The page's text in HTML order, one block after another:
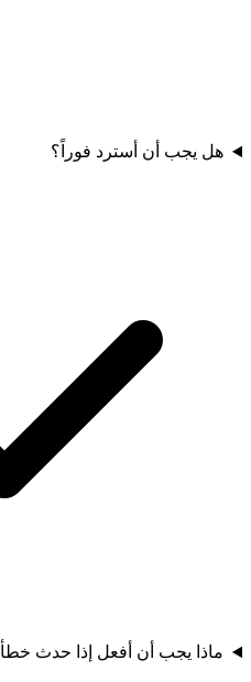
هل يجب أن أسترد فوراً؟
ماذا يجب أن أفعل إذا حدث